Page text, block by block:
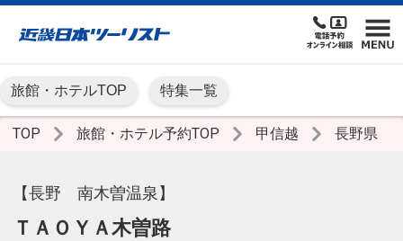
旅館・ホテルTOP 特集一覧
TOP 旅館・ホテル予約TOP 甲信越 長野県
【長野 南木曽温泉】
ＴＡＯＹＡ木曽路